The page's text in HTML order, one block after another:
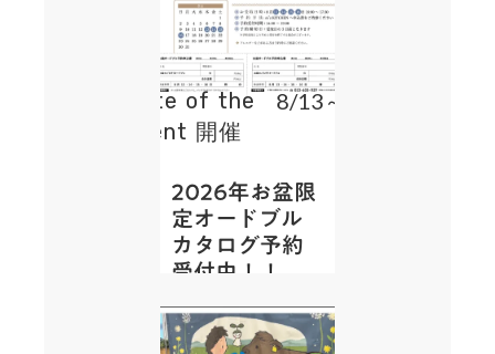
Date of the
event 開催
8/13～16
2026年お盆限
定オードブル
カタログ予約
受付中！！